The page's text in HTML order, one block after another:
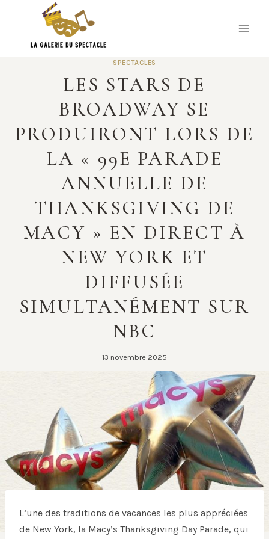
content
SPECTACLES
LES STARS DE
BROADWAY SE
PRODUIRONT LORS DE
LA « 99E PARADE
ANNUELLE DE
THANKSGIVING DE
MACY » EN DIRECT À
NEW YORK ET
DIFFUSÉE
SIMULTANÉMENT SUR
NBC
13 novembre 2025
L’une des traditions de vacances les plus appréciées
de New York, la Macy’s Thanksgiving Day Parade, qui